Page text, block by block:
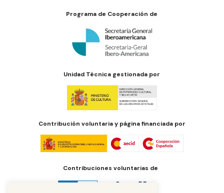
Programa de Cooperación de
Unidad Técnica gestionada por
Contribución voluntaria y página financiada por
Contribuciones voluntarias de